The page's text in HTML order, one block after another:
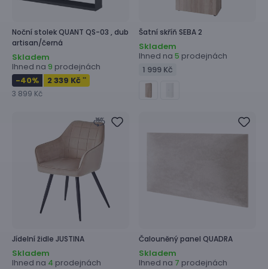
Noční stolekQUANT QS-03 , dub
artisan/černá
Skladem
Ihned na 9 prodejnách
-40% 2 339 Kč **
3 899 Kč
Šatní skříň SEBA 2
Skladem
Ihned na 5 prodejnách
1 999 Kč
Jídelní židle JUSTINA
Skladem
Ihned na 4 prodejnách
Čalouněný panel QUADRA
Skladem
Ihned na 7 prodejnách